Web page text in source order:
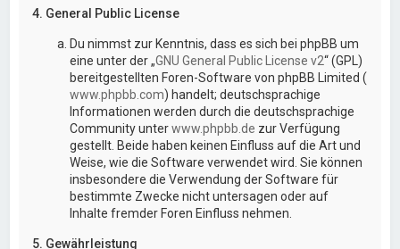
4. General Public License
Du nimmst zur Kenntnis, dass es sich bei phpBB um
eine unter der „GNU General Public License v2“ (GPL)
bereitgestellten Foren-Software von phpBB Limited (
www.phpbb.com) handelt; deutschsprachige
Informationen werden durch die deutschsprachige
Community unterwww.phpbb.de zur Verfügung
gestellt. Beide haben keinen Einfluss auf die Art und
Weise, wie die Software verwendet wird. Sie können
insbesondere die Verwendung der Software für
bestimmte Zwecke nicht untersagen oder auf
Inhalte fremder Foren Einfluss nehmen.
5. Gewährleistung